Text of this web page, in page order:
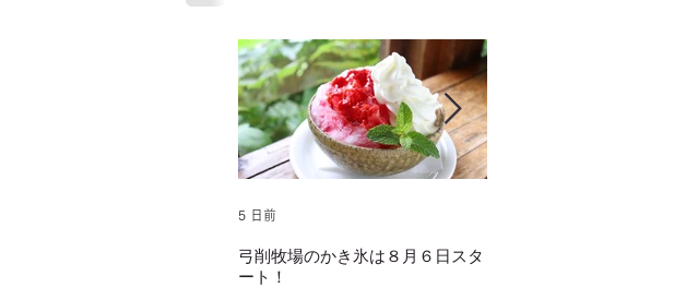
弓削牧場のかき氷は８月６日スタ
ート！
5 日前